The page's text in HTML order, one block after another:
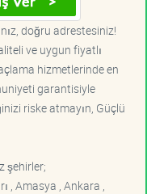
doğru adrestesiniz!
ve uygun fiyatlı
hizmetlerinde en
garantisiyle
riske atmayın, Güçlü
şehirler;
, Amasya , Ankara ,